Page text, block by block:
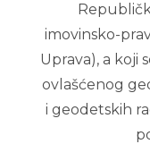
imovinsko-
Uprava), a koji
ovlašćenog
i geodetskih